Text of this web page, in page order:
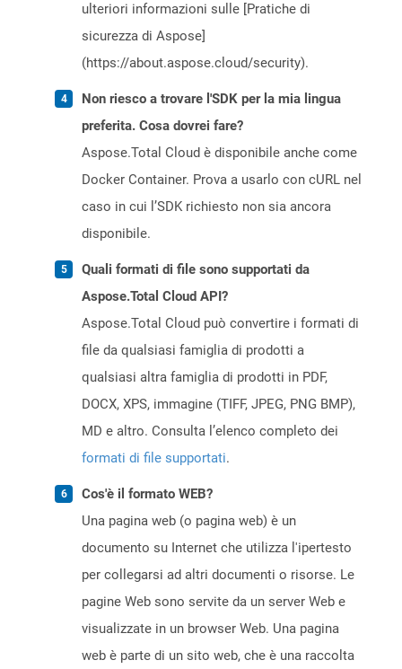
ulteriori informazioni sulle [Pratiche di
sicurezza di Aspose]
(https://about.aspose.cloud/security).
Non riesco a trovare l'SDK per la mia lingua
preferita. Cosa dovrei fare?
Aspose.Total Cloud è disponibile anche come
Docker Container. Prova a usarlo con cURL nel
caso in cui l’SDK richiesto non sia ancora
disponibile.
Quali formati di file sono supportati da
Aspose.Total Cloud API?
Aspose.Total Cloud può convertire i formati di
file da qualsiasi famiglia di prodotti a
qualsiasi altra famiglia di prodotti in PDF,
DOCX, XPS, immagine (TIFF, JPEG, PNG BMP),
MD e altro. Consulta l’elenco completo dei
formati di file supportati.
Cos'è il formato WEB?
Una pagina web (o pagina web) è un
documento su Internet che utilizza l'ipertesto
per collegarsi ad altri documenti o risorse. Le
pagine Web sono servite da un server Web e
visualizzate in un browser Web. Una pagina
web è parte di un sito web, che è una raccolta